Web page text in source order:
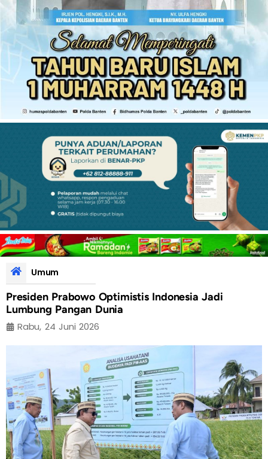
Umum
Presiden Prabowo Optimistis Indonesia Jadi
Lumbung Pangan Dunia
Rabu, 24 Juni 2026